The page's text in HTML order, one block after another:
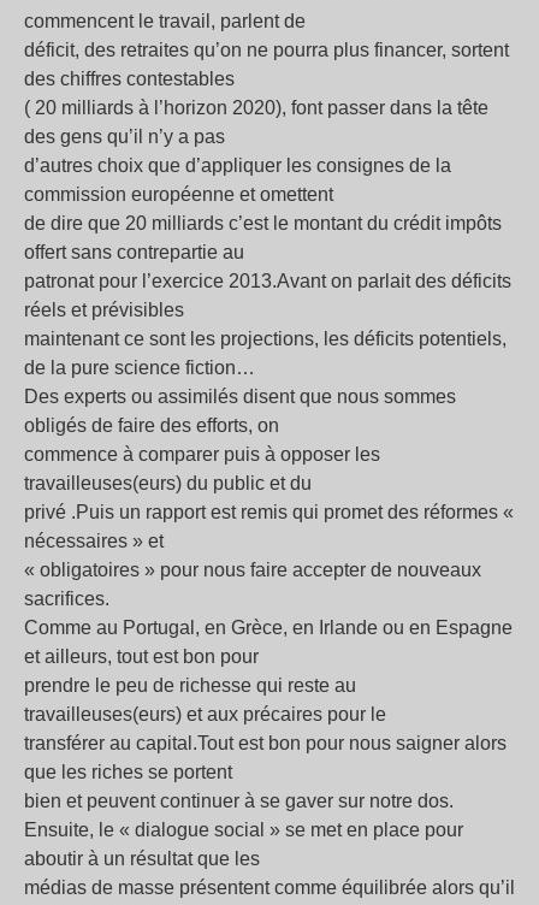
commencent le travail, parlent de
déficit, des retraites qu’on ne pourra plus financer, sortent
des chiffres contestables
( 20 milliards à l’horizon 2020), font passer dans la tête
des gens qu’il n’y a pas
d’autres choix que d’appliquer les consignes de la
commission européenne et omettent
de dire que 20 milliards c’est le montant du crédit impôts
offert sans contrepartie au
patronat pour l’exercice 2013.Avant on parlait des déficits
réels et prévisibles
maintenant ce sont les projections, les déficits potentiels,
de la pure science fiction…
Des experts ou assimilés disent que nous sommes
obligés de faire des efforts, on
commence à comparer puis à opposer les
travailleuses(eurs) du public et du
privé .Puis un rapport est remis qui promet des réformes «
nécessaires » et
« obligatoires » pour nous faire accepter de nouveaux
sacrifices.
Comme au Portugal, en Grèce, en Irlande ou en Espagne
et ailleurs, tout est bon pour
prendre le peu de richesse qui reste au
travailleuses(eurs) et aux précaires pour le
transférer au capital.Tout est bon pour nous saigner alors
que les riches se portent
bien et peuvent continuer à se gaver sur notre dos.
Ensuite, le « dialogue social » se met en place pour
aboutir à un résultat que les
médias de masse présentent comme équilibrée alors qu’il